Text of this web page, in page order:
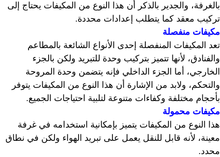
بالغرفة، والجدير بالذكر أن هذا النوع من المكيفات يحتاج إلى
تركيب معقد كما يتطلب إعدادات محددة.
مكيفات منفصلة
تعد المكيفات المنفصلة إحدى الأنواع الشائعة بالمطاعم
والفنادق، لأنها تتميز بتركيب وحدة للتبريد ولكن بالجزء
الخارجي، أما الجزء الداخلي فإنه يتضمن وحدة المروحة
والتحكم، ولابد من الإشارة أن هذا النوع من المكيفات يتوفر
بأحجام مختلفة وكفاءات متنوعة لتلبية احتياجات الجميع.
مكيفات محمولة
هذا النوع من المكيفات يتميز بإمكانية استخدامه في غرفة
معينة، لأنه قابل للنقل يعمل على تبريد الهواء ولكن في نطاق
محدد.